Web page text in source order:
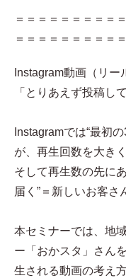
＝＝＝＝＝＝＝＝＝
＝＝＝＝＝＝＝＝＝＝
Instagram動画（リ
「とりあえず投稿し
Instagramでは“最初
が、再生回数を大き
そして再生数の先に
届く”＝新しいお客さ
本セミナーでは、地
ー「おかスタ」さん
生される動画の考え